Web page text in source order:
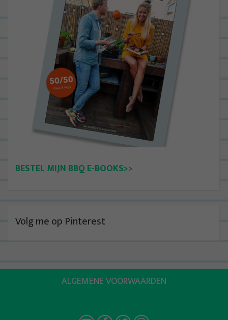
BESTEL MIJN BBQ E-BOOKS>>
Volg me op Pinterest
ALGEMENE VOORWAARDEN